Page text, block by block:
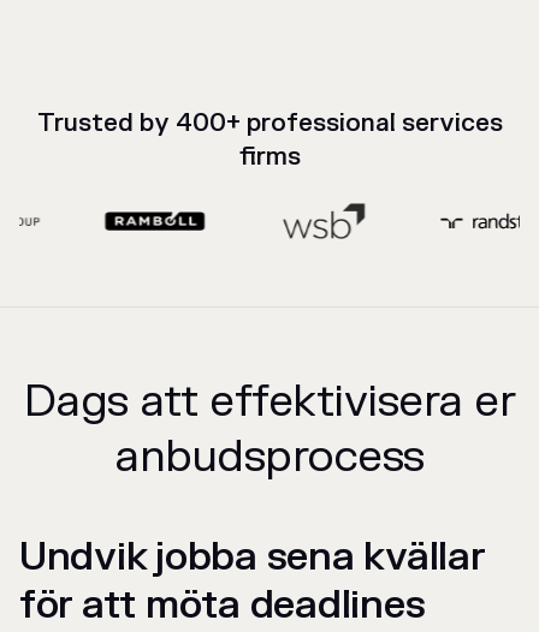
Trusted by 400+ professional services
firms
Dags att effektivisera er
anbudsprocess
Undvik jobba sena kvällar
för att möta deadlines